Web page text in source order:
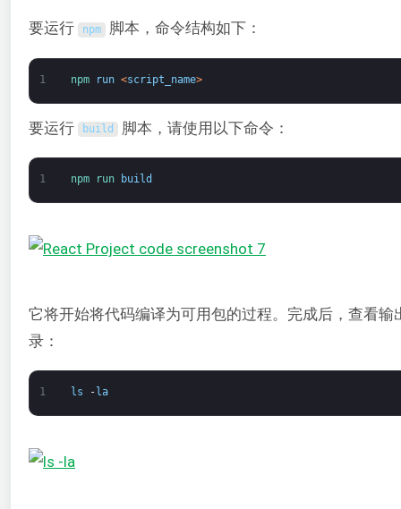
要运行 npm 脚本，命令结构如下：
1 npm run <script_name>
要运行 build 脚本，请使用以下命令：
1 npm run build
它将开始将代码编译为可用包的过程。完成后，查看输
录：
1 ls - la